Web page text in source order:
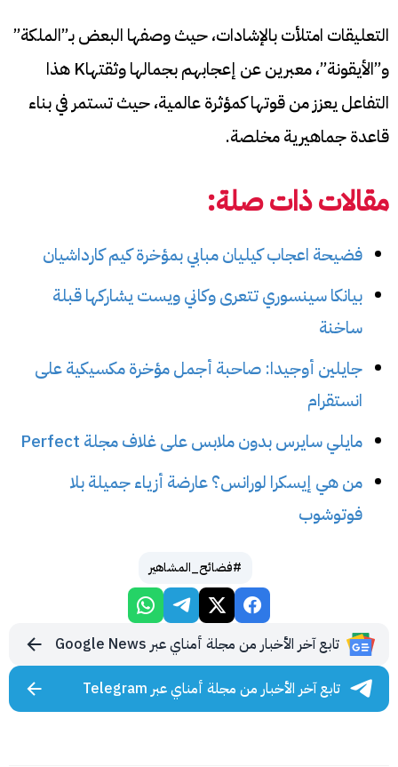
التعليقات امتلأت بالإشادات، حيث وصفها البعض بـ”الملكة”
و”الأيقونة”، معبرين عن إعجابهم بجمالها وثقتهاK هذا
التفاعل يعزز من قوتها كمؤثرة عالمية، حيث تستمر في بناء
قاعدة جماهيرية مخلصة.
مقالات ذات صلة:
فضيحة اعجاب كيليان مبابي بمؤخرة كيم كارداشيان
بيانكا سينسوري تتعرى وكاني ويست يشاركها قبلة
ساخنة
جايلين أوجيدا: صاحبة أجمل مؤخرة مكسيكية على
انستقرام
مايلي سايرس بدون ملابس على غلاف مجلة Perfect
من هي إيسكرا لورانس؟ عارضة أزياء جميلة بلا
فوتوشوب
#فضائح_المشاهير
تابع آخر الأخبار من مجلة أمناي عبر Google News
تابع آخر الأخبار من مجلة أمناي عبر Telegram